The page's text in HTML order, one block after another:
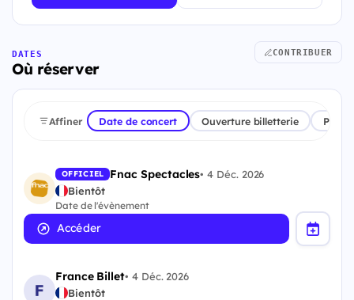
DATES
Où réserver
CONTRIBUER
Affiner Date de concert Ouverture billetterie
OFFICIEL Fnac Spectacles•4 Déc. 2026
Bientôt
Date de l'évènement
Accéder
France Billet• 4 Déc. 2026
Bientôt